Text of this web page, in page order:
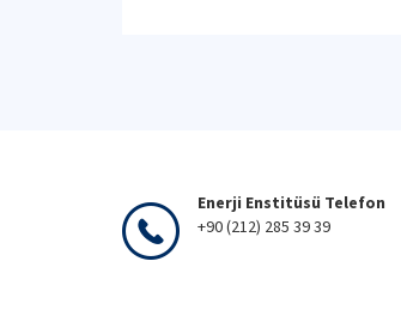
Enerji Enstitüsü Telefon
+90 (212) 285 39 39